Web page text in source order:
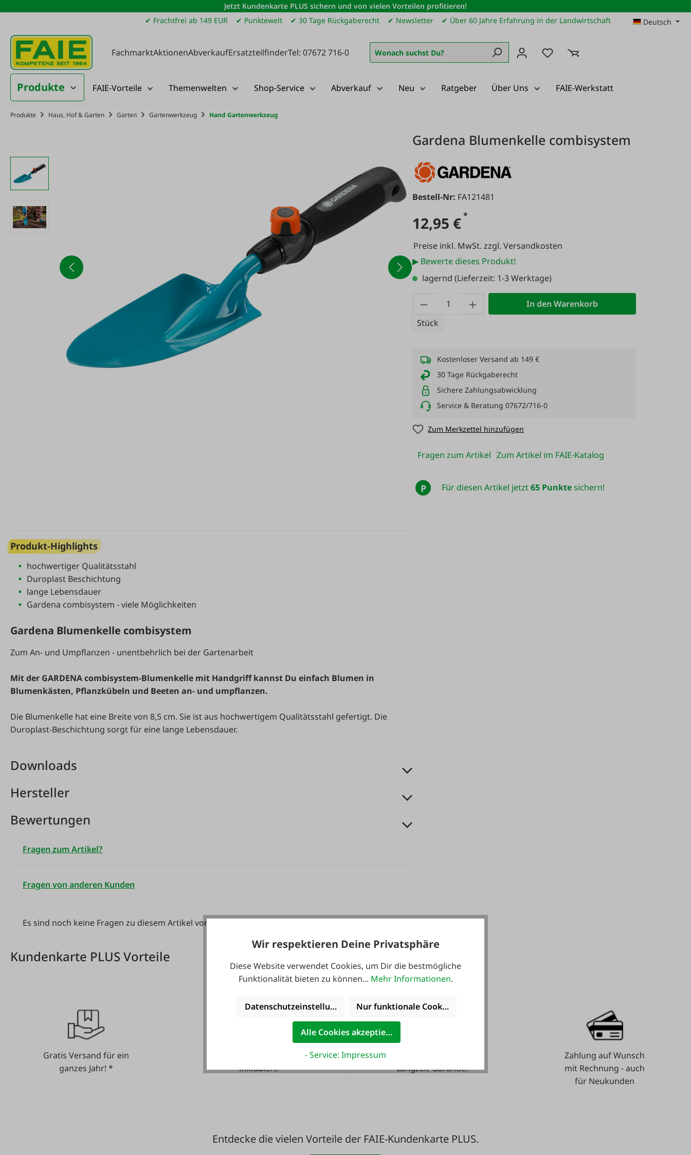
Hauptinhalt springen
Zur Suche springen
Zur Hauptnavigation springen
Jetzt Kundenkarte PLUS sichern und von vielen Vorteilen profitieren!
✔ Frachtfrei ab 149 EUR
✔ Punktewelt ✔ 30 Tage Rückgaberecht ✔ Newsletter ✔ Über 60 Jahre Erfahrung in der Landwirtschaft Deutsch
FachmarktAktionenAbverkaufErsatzteilfinderTel: 07672 716-0 Du hast 0 Produkte auf dem
Produkte FAIE-Vorteile Themenwelten Shop-Service Abverkauf Neu Ratgeber Über Uns FAIE-Werkstatt
Produkte Haus, Hof & Garten Garten Gartenwerkzeug Hand Gartenwerkzeug
Gardena Blumenkelle combisystem
Bestell-Nr: FA121481
12,95 €*
Preise inkl. MwSt. zzgl. Versandkosten
▶ Bewerte dieses Produkt!
lagernd (Lieferzeit: 1-3 Werktage)
Produkt Anzahl: Gib den gewünschten Wert
Stück
In den Warenkorb
Kostenloser Versand ab 149 €
30 Tage Rückgaberecht
Sichere Zahlungsabwicklung
Service & Beratung 07672/716-0
Zum Merkzettel hinzufügen
Fragen zum Artikel Zum Artikel im FAIE-Katalog
P Für diesen Artikel jetzt65 Punktesichern!
Produkt-Highlights
hochwertiger Qualitätsstahl
Duroplast Beschichtung
lange Lebensdauer
Gardena combisystem - viele Möglichkeiten
Gardena Blumenkelle combisystem
Zum An- und Umpflanzen - unentbehrlich bei der Gartenarbeit
Mit der GARDENA combisystem-Blumenkelle mit Handgriff kannst Du einfach Blumen in
Blumenkästen, Pflanzkübeln und Beeten an- und umpflanzen.
Die Blumenkelle hat eine Breite von 8,5 cm. Sie ist aus hochwertigem Qualitätsstahl gefertigt. Die
Duroplast-Beschichtung sorgt für eine lange Lebensdauer.
Downloads
Hersteller
Bewertungen
Fragen zum Artikel?
Fragen von anderen Kunden
Es sind noch keine Fragen zu diesem Artikel vorhanden.
Kundenkarte PLUS Vorteile
Gratis Versand für ein
ganzes Jahr! *
inkludiert!
Langzeit-Garantie.
Zahlung auf Wunsch
mit Rechnung - auch
für Neukunden
Entdecke die vielen Vorteile der FAIE-Kundenkarte PLUS.
Wir respektieren Deine Privatsphäre
Diese Website verwendet Cookies, um Dir die bestmögliche
Funktionalität bieten zu können... Mehr Informationen.
Datenschutzeinstellungen Nur funktionale Cookies akzeptieren
Alle Cookies akzeptieren
- Service: Impressum